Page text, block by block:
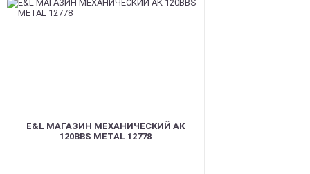
E&L МАГАЗИН МЕХАНИЧЕСКИЙ АК
120BBS METAL 12778